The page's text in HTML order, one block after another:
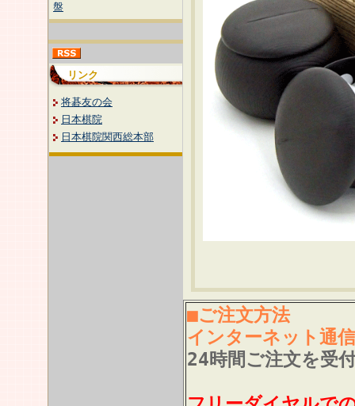
盤
リンク
将碁友の会
日本棋院
日本棋院関西総本部
■ご注文方法
インターネット通
24時間ご注文を受